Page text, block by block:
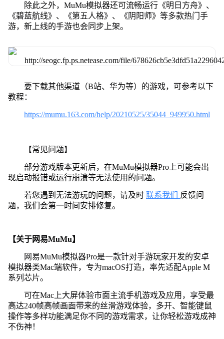
除此之外，MuMu模拟器还可流畅运行《明日方舟》、
《碧蓝航线》、《第五人格》、《阴阳师》等多款热门手
游，新上线的手游也会同步上架。
要下载其他渠道（B站、华为等）的游戏，可参考以下
教程：
https://mumu.163.com/help/20210525/35044_949950.html
【常见问题】
部分游戏版本更新后，在MuMu模拟器Pro上可能会出
现启动报错或运行崩溃等无法使用的问题。
若您遇到无法游玩的问题，请及时 联系我们
反馈问
题，我们会第一时间安排修复。
【关于网易MuMu】
网易MuMu模拟器Pro是一款针对手游玩家开发的安卓
模拟器类Mac端软件，专为macOS打造，率先适配Apple M
系列芯片。
可在Mac上大屏体验市面主流手机游戏及应用，享受最
高达240帧高帧画面带来的丝滑游戏体验，多开、智能键鼠
操作等多样功能满足你不同的游戏需求，让你轻松游戏成神
不伤神！